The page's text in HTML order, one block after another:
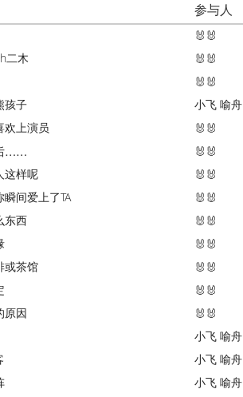
参与人
🐰🐰
二木
🐰🐰
🐰🐰
孩子 小飞 喻舟
欢上演员
🐰🐰
……
🐰🐰
这样呢
🐰🐰
间爱上了TA
🐰🐰
东西
🐰🐰
🐰🐰
或茶馆
🐰🐰
🐰🐰
原因
🐰🐰
小飞 喻舟
小飞 喻舟
小飞 喻舟